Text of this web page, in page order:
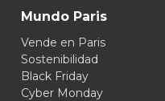
Mundo Paris
Vende en Paris
Sostenibilidad
Black Friday
Cyber Monday